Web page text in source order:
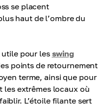
se placent
haut de l’ombre du
pour les swing
points de retournement
terme, ainsi que pour
les extrêmes locaux où
L’étoile filante sert